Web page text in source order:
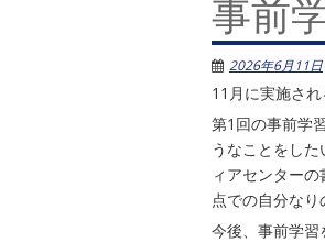
事前
2026年6月11日
11月に実施さ
第1回の事前学
うなことをし
ィアセンター
点での自分なり
今後、事前学